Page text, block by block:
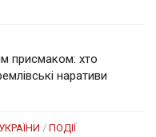
присмаком: хто
наративи
/ ПОДІЇ